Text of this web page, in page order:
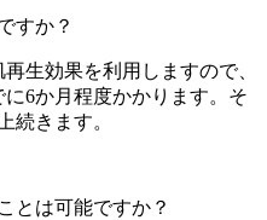
すか？
生効果を利用しますので、
6か月程度かかります。そ
続きます。
とは可能ですか？